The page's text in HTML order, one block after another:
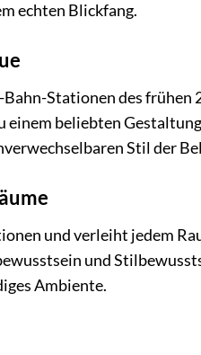
echten Blickfang.
Stationen des
beliebten
Stil der
und verleiht jedem
und
Ambiente.